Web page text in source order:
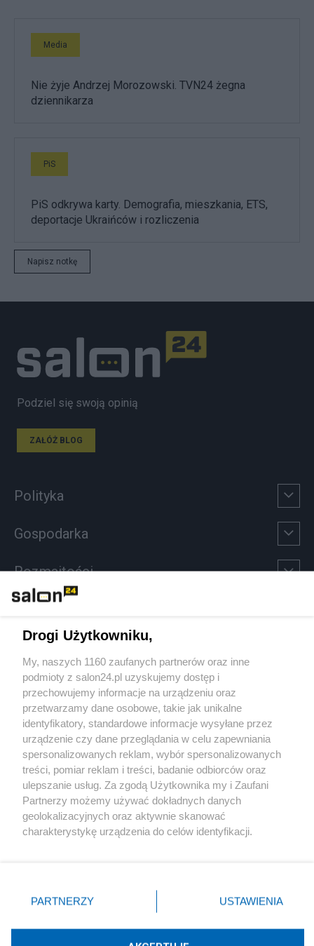
Media
Nie żyje Andrzej Morozowski. TVN24 żegna
dziennikarza
PiS
PiS odkrywa karty. Demografia, mieszkania, ETS,
deportacje Ukraińców i rozliczenia
Napisz notkę
Podziel się swoją opinią
ZAŁÓŻ BLOG
Polityka
Gospodarka
Rozmaitości
Sport
Społeczeństwo
Kultura
X Facebook Instagram Youtube
Drogi Użytkowniku,
My, naszych 1160 zaufanych partnerów oraz inne
podmioty z salon24.pl uzyskujemy dostęp i
przechowujemy informacje na urządzeniu oraz
przetwarzamy dane osobowe, takie jak unikalne
identyfikatory, standardowe informacje wysyłane przez
urządzenie czy dane przeglądania w celu zapewniania
spersonalizowanych reklam, wybór spersonalizowanych
treści, pomiar reklam i treści, badanie odbiorców oraz
ulepszanie usług. Za zgodą Użytkownika my i Zaufani
Partnerzy możemy używać dokładnych danych
geolokalizacyjnych oraz aktywnie skanować
charakterystykę urządzenia do celów identyfikacji.
zmienić/wycofać klikając przycisk ustawień prywatności
znajdujący się w lewym dolnym rogu strony
rodzaje przetwarzania danych nie wymagają zgody
użytkownika, ale masz prawo sprzeciwić się takiemu
PARTNERZY USTAWIENIA